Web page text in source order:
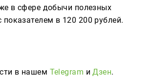
в сфере добычи полезных
в 120 200 рублей.
в нашем Telegram иДзен.